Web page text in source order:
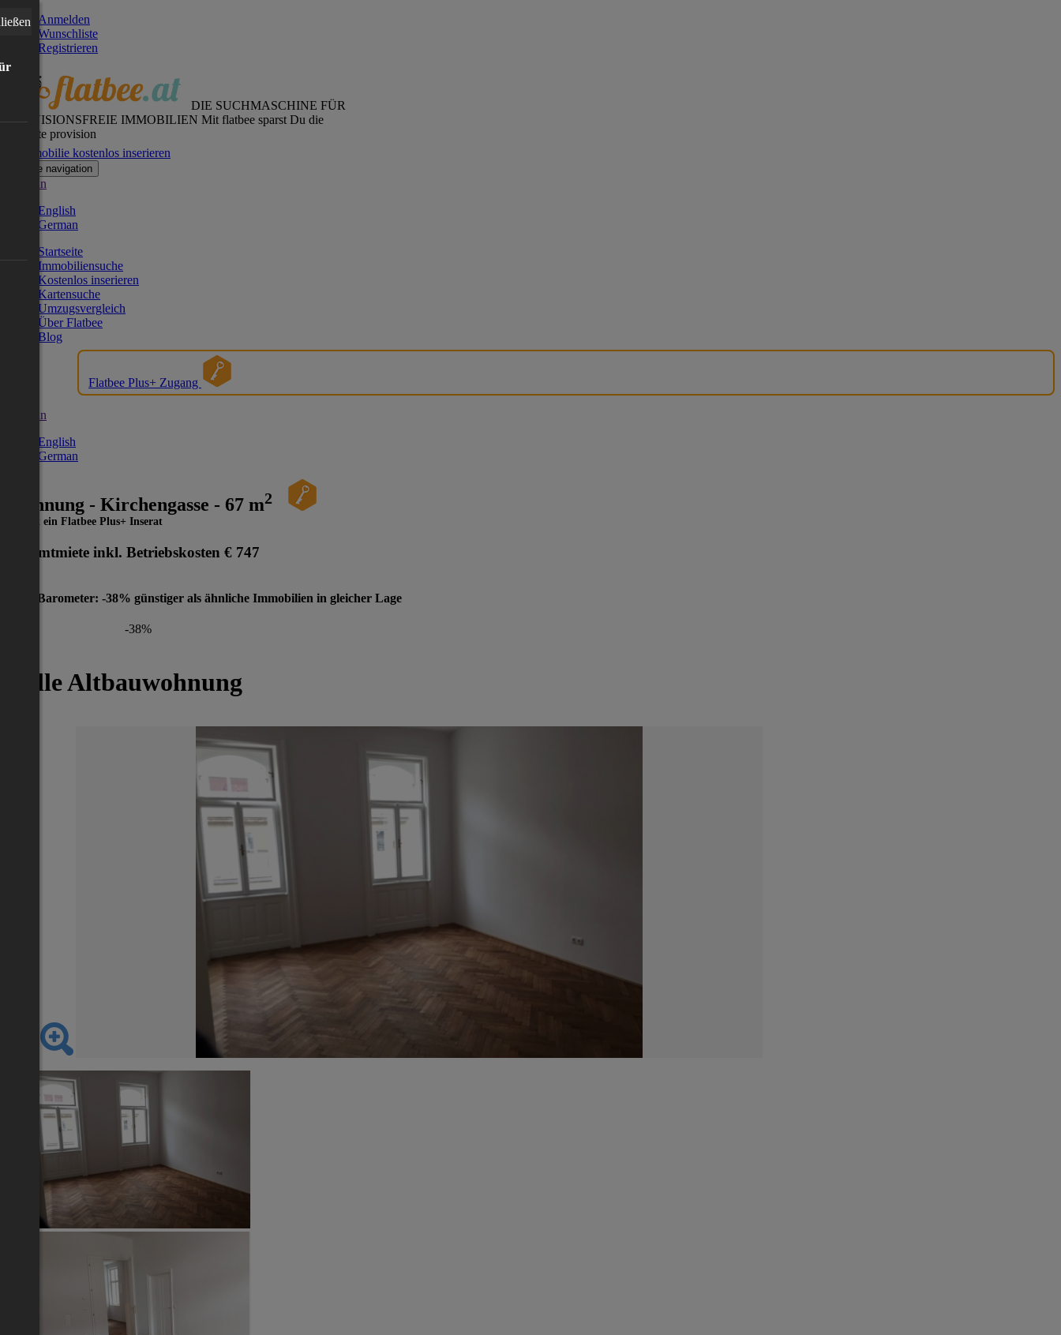
Anmelden
Wunschliste
Registrieren
DIE SUCHMASCHINE FÜR
PROVISIONSFREIE IMMOBILIEN Mit flatbee sparst Du die
gesamte provision
Immobilie kostenlos inserieren
Toggle navigation
German
English
German
Startseite
Immobiliensuche
Kostenlos inserieren
Kartensuche
Umzugsvergleich
Über Flatbee
Blog
Flatbee Plus+ Zugang
German
English
German
Wohnung - Kirchengasse - 67 m2
Dies ist ein Flatbee Plus+ Inserat
Gesamtmiete inkl. Betriebskosten € 747
Preis-Barometer: -38% günstiger als ähnliche Immobilien in gleicher Lage
-38%
Helle Altbauwohnung